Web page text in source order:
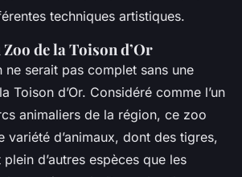
techniques artistiques.
de la Toison d’Or
ne serait pas complet sans une
Toison d’Or. Considéré comme l’un
animaliers de la région, ce zoo
variété d’animaux, dont des tigres,
d’autres espèces que les